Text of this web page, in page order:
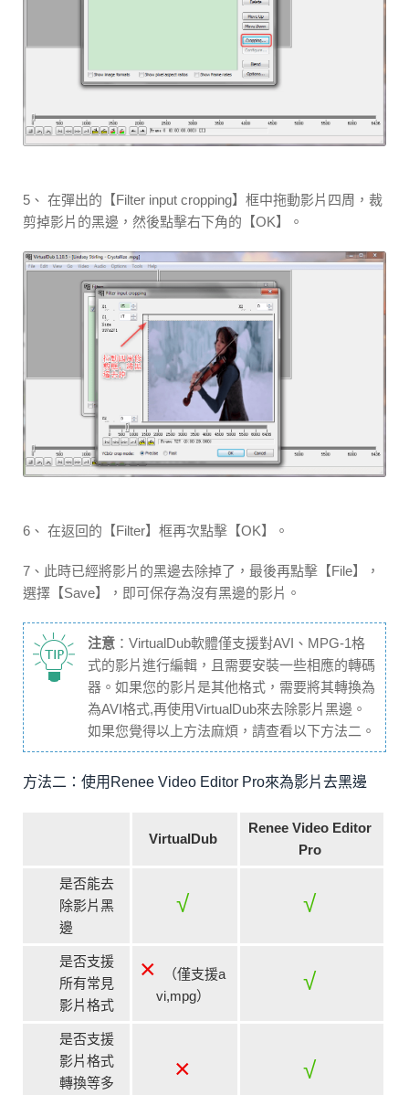
5、 在彈出的【Filter input cropping】框中拖動影片四周，裁
剪掉影片的黑邊，然後點擊右下角的【OK】。
6、 在返回的【Filter】框再次點擊【OK】。
7、此時已經將影片的黑邊去除掉了，最後再點擊【File】，
選擇【Save】，即可保存為沒有黑邊的影片。
注意 ：VirtualDub軟體僅支援對AVI、MPG-1格
式的影片進行編輯，且需要安裝一些相應的轉碼
器。如果您的影片是其他格式，需要將其轉換為
為AVI格式,再使用VirtualDub來去除影片黑邊。
如果您覺得以上方法麻煩，請查看以下方法二。
方法二：使用Renee Video Editor Pro來為影片去黑邊
VirtualDub
Renee Video Editor
Pro
是否能去
除影片黑
邊
√ √
是否支援
所有常見
影片格式
×
（僅支援a
vi,mpg）
√
是否支援
影片格式
轉換等多
× √